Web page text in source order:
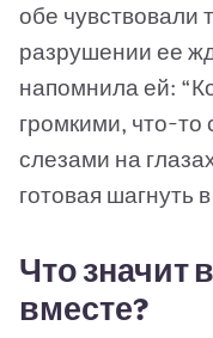
обе чувствовали
разрушении ее
напомнила ей:
громкими, что-то
слезами на
готовая шагнуть
Что значит
вместе?